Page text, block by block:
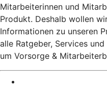
Mitarbeiterinnen und
Produkt. Deshalb wollen
Informationen zu unseren
alle Ratgeber, Services
um Vorsorge &